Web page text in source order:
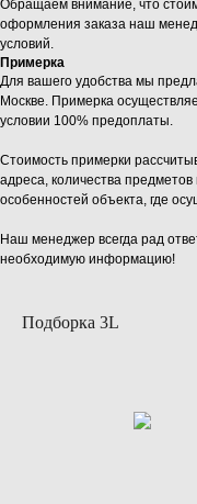
Обращаем внимание, что
оформления заказа наш
условий.
Примерка
Для вашего удобства мы
Москве. Примерка
условии 100% предоплаты.
Стоимость примерки
адреса, количества
особенностей объекта, где
Наш менеджер всегда рад
необходимую информацию!
Подборка 3L